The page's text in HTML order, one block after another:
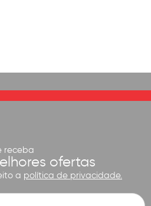
receba
ofertas
a política de privacidade.